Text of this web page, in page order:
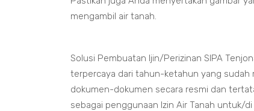
mengambil air tanah.
Solusi Pembuatan Ijin/Perizinan SIPA
terpercaya dari tahun-ketahun yang sudah
dokumen-dokumen secara resmi dan
sebagai penggunaan Izin Air Tanah untuk/di